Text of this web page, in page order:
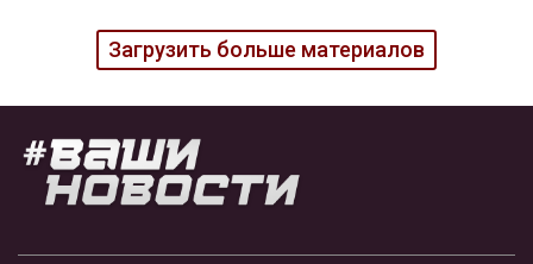
Загрузить больше материалов